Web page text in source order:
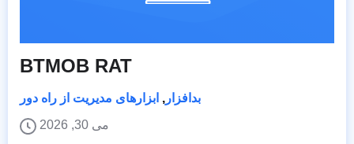
BTMOB RAT
بدافزار , ابزارهای مدیریت از راه دور
می 30, 2026